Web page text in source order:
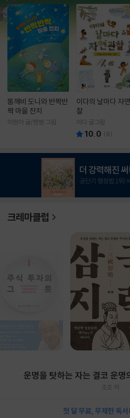
똥깨비 도니와 반짝반
짝 마을 잔치
이현아 글/핸짱 그림
이다의 날마다 자
찰
이다 글그림
10.0 (9)
크레마클럽
운명을 탓하는 자는 결코 운명
조조 저
첫 달 무료, 무제한 독